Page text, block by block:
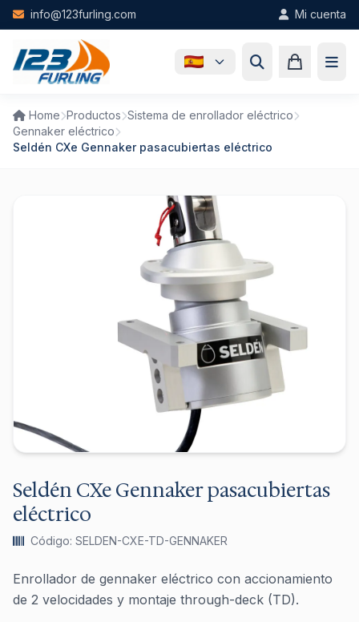
Skip to main content
info@123furling.com Mi cuenta
Home Productos Sistema de enrollador eléctrico
Gennaker eléctrico
Seldén CXe Gennaker pasacubiertas eléctrico
Seldén CXe Gennaker pasacubiertas
eléctrico
Código: SELDEN-CXE-TD-GENNAKER
Enrollador de gennaker eléctrico con accionamiento
de 2 velocidades y montaje through-deck (TD).